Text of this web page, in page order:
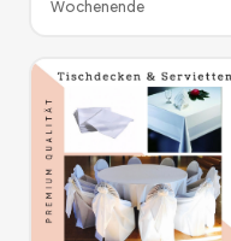
Wochenende